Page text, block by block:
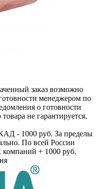
заказ возможно
менеджером по
о готовности
не гарантируется.
- 1000 руб. За пределы
По всей России
компаний + 1000 руб.